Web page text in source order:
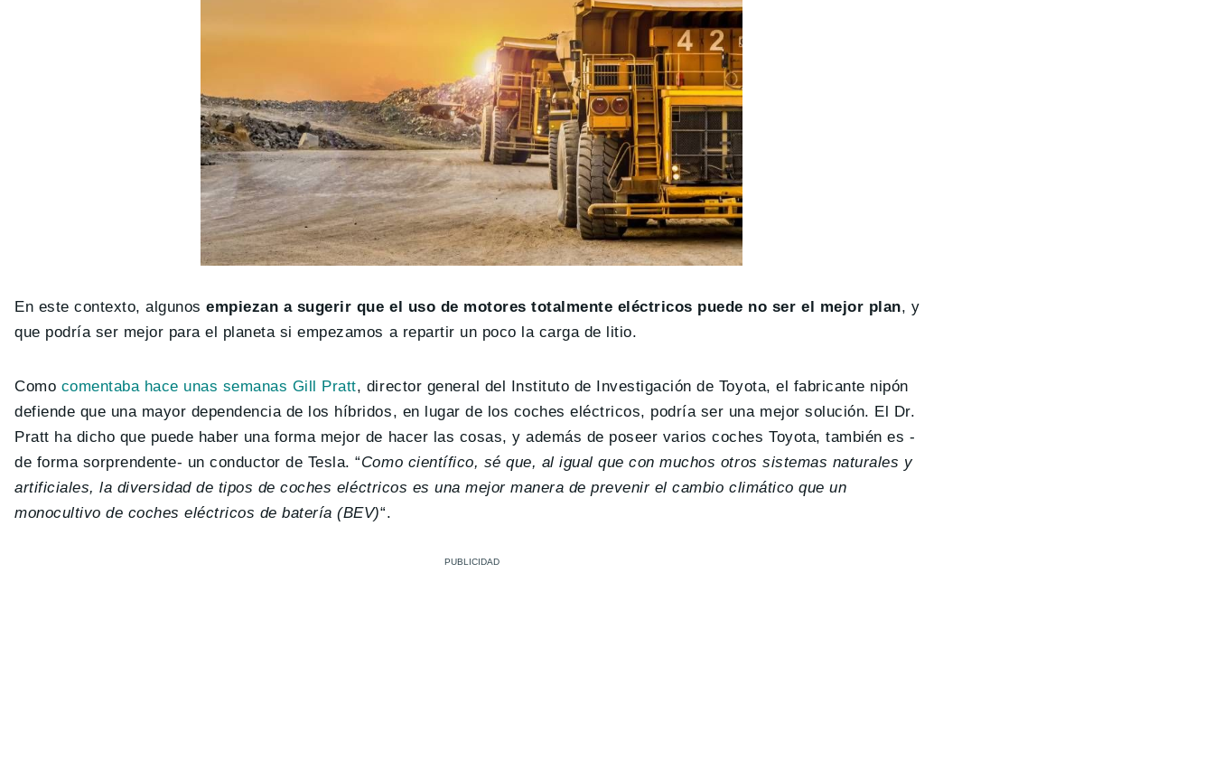
En este contexto, algunosempiezan a sugerir que el uso de motores totalmente eléctricos puede no ser el mejor plan, y
que podría ser mejor para el planeta si empezamos a repartir un poco la carga de litio.
Como comentaba hace unas semanas Gill Pratt, director general del Instituto de Investigación de Toyota, el fabricante nipón
defiende que una mayor dependencia de los híbridos, en lugar de los coches eléctricos, podría ser una mejor solución. El Dr.
Pratt ha dicho que puede haber una forma mejor de hacer las cosas, y además de poseer varios coches Toyota, también es -
de forma sorprendente- un conductor de Tesla. “Como científico, sé que, al igual que con muchos otros sistemas naturales y
artificiales, la diversidad de tipos de coches eléctricos es una mejor manera de prevenir el cambio climático que un
monocultivo de coches eléctricos de batería (BEV)“.